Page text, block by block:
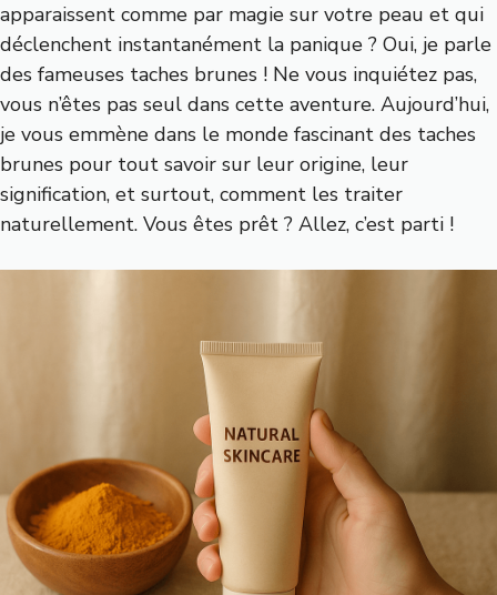
apparaissent comme par magie sur votre peau et qui
déclenchent instantanément la panique ? Oui, je parle
des fameuses taches brunes ! Ne vous inquiétez pas,
vous n’êtes pas seul dans cette aventure. Aujourd’hui,
je vous emmène dans le monde fascinant des taches
brunes pour tout savoir sur leur origine, leur
signification, et surtout, comment les traiter
naturellement. Vous êtes prêt ? Allez, c’est parti !